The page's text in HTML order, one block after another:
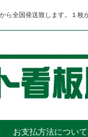
全国発送致します。１枚
お支払方法について